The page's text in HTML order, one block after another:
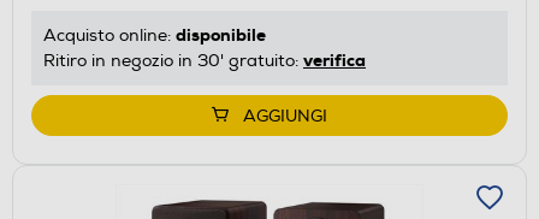
Acquisto online: disponibile
Ritiro in negozio in 30' gratuito: verifica
AGGIUNGI